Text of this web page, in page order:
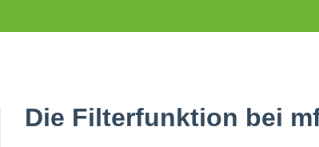
Die Filterfunktion bei